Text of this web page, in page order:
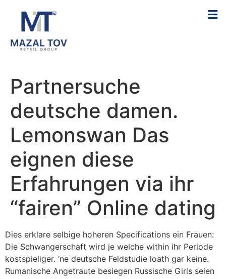
Partnersuche
deutsche damen.
Lemonswan Das
eignen diese
Erfahrungen via ihr
“fairen” Online dating
Dies erklare selbige hoheren Specifications ein Frauen:
Die Schwangerschaft wird je welche within ihr Periode
kostspieliger. ‘ne deutsche Feldstudie loath gar keine.
Rumanische Angetraute besiegen Russische Girls seien